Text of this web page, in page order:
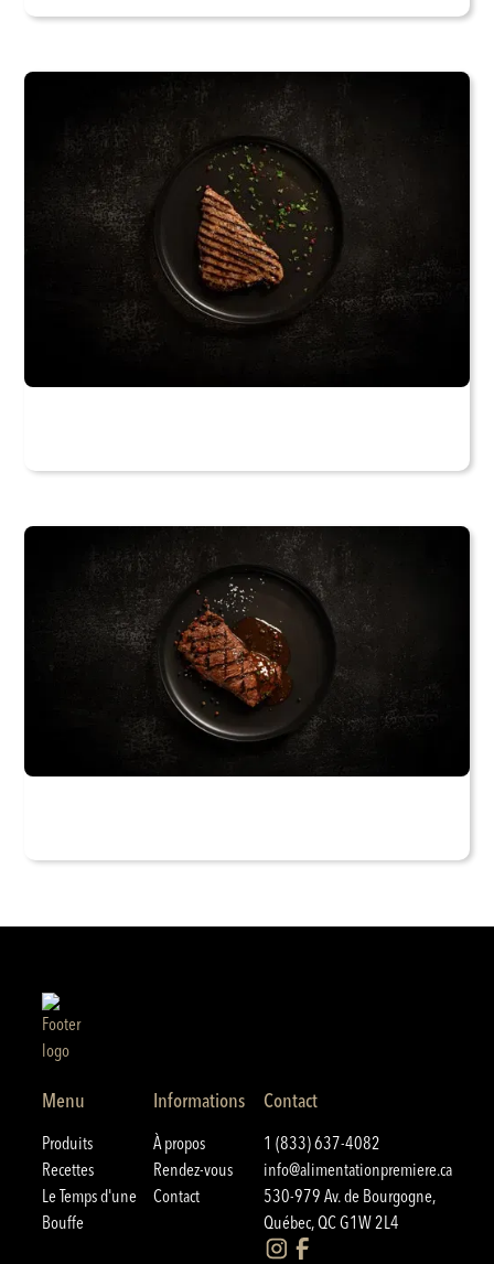
Menu
Produits
Recettes
Le Temps d'une
Bouffe
Informations
À propos
Rendez-vous
Contact
Contact
1 (833) 637-4082
info@alimentationpremiere.ca
530-979 Av. de Bourgogne,
Québec, QC G1W 2L4